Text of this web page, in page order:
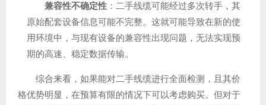
兼容性不确定性 ：二手线缆可能经过多次转手，其
原始配套设备信息可能不完整。这就可能导致在新的使
用环境中，与现有设备的兼容性出现问题，无法实现预
期的高速、稳定数据传输。
综合来看，如果能对二手线缆进行全面检测，且其价
格优势明显，在预算有限的情况下可以考虑购买。但对于